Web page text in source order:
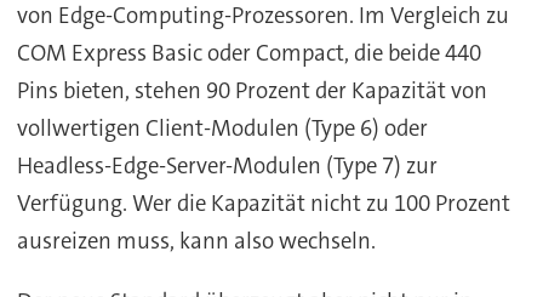
von Edge-Computing-Prozessoren. Im Vergleich zu
COM Express Basic oder Compact, die beide 440
Pins bieten, stehen 90 Prozent der Kapazität von
vollwertigen Client-Modulen (Type 6) oder
Headless-Edge-Server-Modulen (Type 7) zur
Verfügung. Wer die Kapazität nicht zu 100 Prozent
ausreizen muss, kann also wechseln.